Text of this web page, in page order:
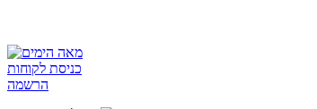
כניסת לקוחות
הרשמה